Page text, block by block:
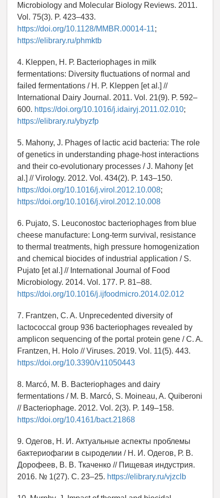
Microbiology and Molecular Biology Reviews. 2011.
Vol. 75(3). P. 423–433.
https://doi.org/10.1128/MMBR.00014-11;
https://elibrary.ru/phmktb
4. Kleppen, Н. Р. Bacteriophages in milk
fermentations: Diversity fluctuations of normal and
failed fermentations / H. P. Kleppen [et al.] //
International Dairy Journal. 2011. Vol. 21(9). P. 592–
600. https://doi.org/10.1016/j.idairyj.2011.02.010;
https://elibrary.ru/ybyzfp
5. Mahony, J. Phages of lactic acid bacteria: The role
of genetics in understanding phage-host interactions
and their co-evolutionary processes / J. Mahony [et
al.] // Virology. 2012. Vol. 434(2). P. 143–150.
https://doi.org/10.1016/j.virol.2012.10.008;
https://doi.org/10.1016/j.virol.2012.10.008
6. Pujato, S. Leuconostoc bacteriophages from blue
cheese manufacture: Long-term survival, resistance
to thermal treatments, high pressure homogenization
and chemical biocides of industrial application / S.
Pujato [еt al.] // International Journal of Food
Microbiology. 2014. Vol. 177. P. 81–88.
https://doi.org/10.1016/j.ijfoodmicro.2014.02.012
7. Frantzen, C. A. Unprecedented diversity of
lactococcal group 936 bacteriophages revealed by
amplicon sequencing of the portal protein gene / C. A.
Frantzen, H. Holo // Viruses. 2019. Vol. 11(5). 443.
https://doi.org/10.3390/v11050443
8. Marcó, M. B. Bacteriophages and dairy
fermentations / M. B. Marcó, S. Moineau, A. Quiberoni
// Bacteriophage. 2012. Vol. 2(3). P. 149–158.
https://doi.org/10.4161/bact.21868
9. Одегов, Н. И. Актуальные аспекты проблемы
бактериофагии в сыроделии / Н. И. Одегов, Р. В.
Дорофеев, В. В. Ткаченко // Пищевая индустрия.
2016. № 1(27). С. 23–25. https://elibrary.ru/vjzclb